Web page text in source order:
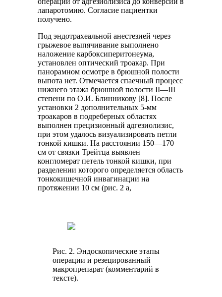
лапаротомию. Согласие пациентки
получено.
Под эндотрахеальной анестезией через
грыжевое выпячивание выполнено
наложение карбоксиперитонеума,
установлен оптический троакар. При
панорамном осмотре в брюшной полости
выпота нет. Отмечается спаечный процесс
нижнего этажа брюшной полости II—III
степени по О.И. Блинникову [8]. После
установки 2 дополнительных 5-мм
троакаров в подреберных областях
выполнен прецизионный адгезиолизис,
при этом удалось визуализировать петли
тонкой кишки. На расстоянии 150—170
см от связки Трейтца выявлен
конгломерат петель тонкой кишки, при
разделении которого определяется область
тонкокишечной инвагинации на
протяжении 10 см (рис. 2 а,
Рис. 2. Эндоскопические этапы
операции и резецированный
макропрепарат (комментарий в
тексте).